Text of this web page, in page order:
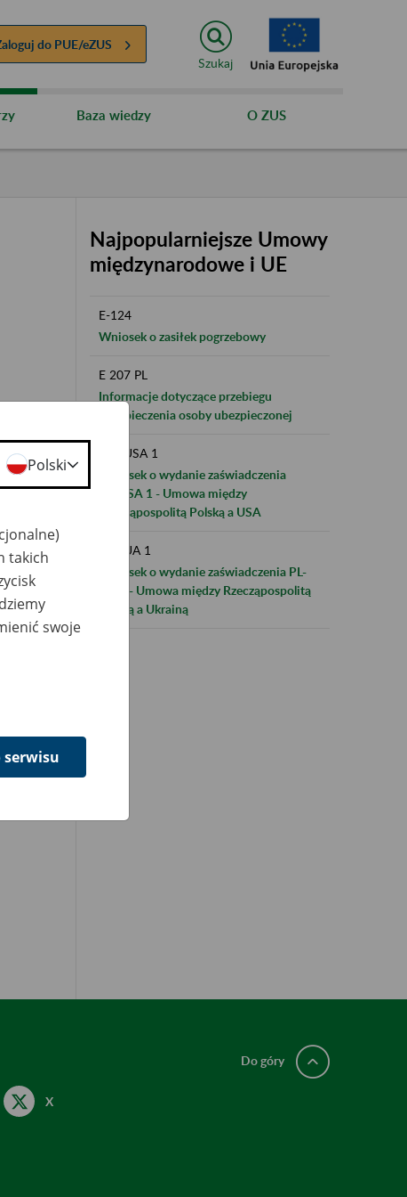
do PUE/eZUS
Szukaj
Baza wiedzy O ZUS
Najpopularniejsze Umowy
międzynarodowe i UE
E-124
Wniosek o zasiłek pogrzebowy
E 207 PL
Informacje dotyczące przebiegu
ubezpieczenia osoby ubezpieczonej
UM-USA 1
Wniosek o wydanie zaświadczenia
PL/USA 1 - Umowa między
Rzecząpospolitą Polską a USA
UM-UA 1
Wniosek o wydanie zaświadczenia PL-
UA 1 - Umowa między Rzecząpospolitą
Polską a Ukrainą
X
Do góry
Polski
takich
swoje
serwisu